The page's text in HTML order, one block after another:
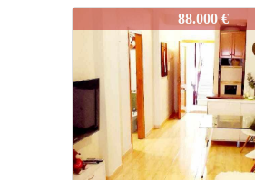
944-svt2345678988.000 €